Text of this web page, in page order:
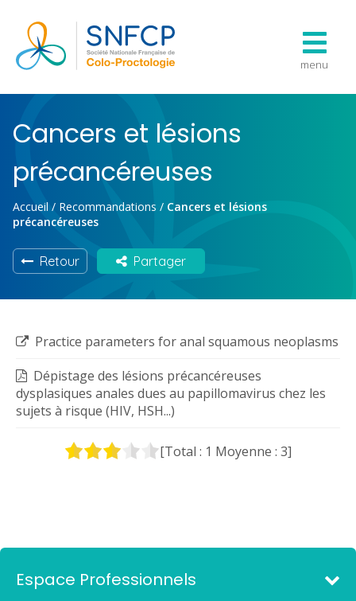
menu
Cancers et lésions
précancéreuses
Accueil / Recommandations / Cancers et lésions
précancéreuses
Retour Partager
Practice parameters for anal squamous neoplasms
Dépistage des lésions précancéreuses
dysplasiques anales dues au papillomavirus chez les
sujets à risque (HIV, HSH...)
[Total : 1 Moyenne : 3]
Espace Professionnels